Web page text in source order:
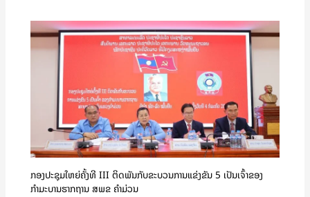
ກອງປະຊຸມໃຫຍ່ຄັ້ງທີ III ຕິດພັນກັບຂະບວນການແຂ່ງຂັນ 5 ເປັນເຈົ້າຂອງ
ກຳມະບານຮາກຖານ ສພຂ ຄໍາມ່ວນ